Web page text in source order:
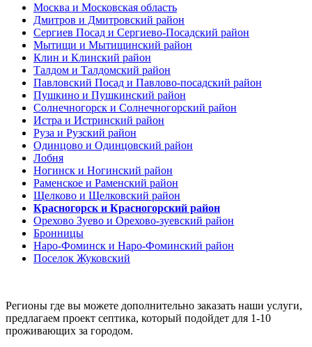
Москва и Московская область
Дмитров и Дмитровский район
Сергиев Посад и Сергиево-Посадский район
Мытищи и Мытищинский район
Клин и Клинский район
Талдом и Талдомский район
Павловский Посад и Павлово-посадский район
Пушкино и Пушкинский район
Солнечногорск и Солнечногорский район
Истра и Истринский район
Руза и Рузский район
Одинцово и Одинцовский район
Лобня
Ногинск и Ногинский район
Раменское и Раменский район
Щелково и Щелковский район
Красногорск и Красногорский район
Орехово Зуево и Орехово-зуевский район
Бронницы
Наро-Фоминск и Наро-Фоминский район
Поселок Жуковский
Регионы где вы можете дополнительно заказать наши услуги,
предлагаем проект септика, который подойдет для 1-10
проживающих за городом.